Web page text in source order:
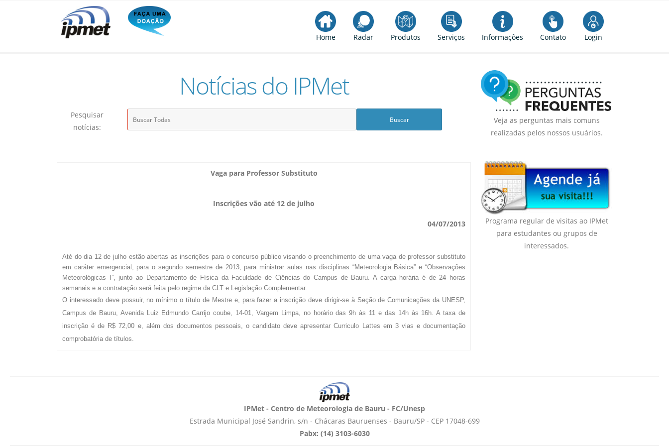
Home Radar Produtos Serviços Informações Contato Login
Notícias do IPMet
Pesquisar
notícias:
Vaga para Professor Substituto
Inscrições vão até 12 de julho
04/07/2013
Até do dia 12 de julho estão abertas as inscrições para o concurso público visando o preenchimento de uma vaga de professor substituto
em caráter emergencial, para o segundo semestre de 2013, para ministrar aulas nas disciplinas “Meteorologia Básica” e “Observações
Meteorológicas I”, junto ao Departamento de Física da Faculdade de Ciências do Campus de Bauru. A carga horária é de 24 horas
semanais e a contratação será feita pelo regime da CLT e Legislação Complementar.
O interessado deve possuir, no mínimo o título de Mestre e, para fazer a inscrição deve dirigir-se à Seção de Comunicações da UNESP,
Campus de Bauru, Avenida Luiz Edmundo Carrijo coube, 14-01, Vargem Limpa, no horário das 9h às 11 e das 14h às 16h. A taxa de
inscrição é de R$ 72,00 e, além dos documentos pessoais, o candidato deve apresentar Curriculo Lattes em 3 vias e documentação
comprobatória de títulos.
Veja as perguntas mais comuns
realizadas pelos nossos usuários.
Programa regular de visitas ao IPMet
para estudantes ou grupos de
interessados.
IPMet - Centro de Meteorologia de Bauru - FC/Unesp
Estrada Municipal José Sandrin, s/n - Chácaras Bauruenses - Bauru/SP - CEP 17048-699
Pabx: (14) 3103-6030